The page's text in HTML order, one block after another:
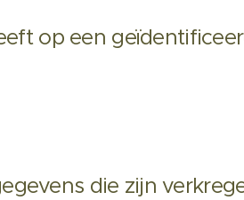
op een
die zijn